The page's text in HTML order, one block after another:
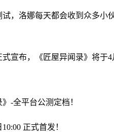
试，洛娜每天都会收到众多小
宣布，《匠屋异闻录》将于
》-全平台公测定档！
正式首发！